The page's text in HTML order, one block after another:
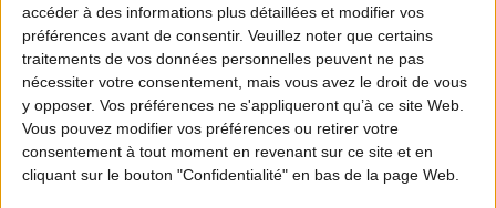
accéder à des informations plus détaillées et modifier vos
préférences avant de consentir. Veuillez noter que certains
traitements de vos données personnelles peuvent ne pas
nécessiter votre consentement, mais vous avez le droit de vous
y opposer. Vos préférences ne s'appliqueront qu’à ce site Web.
Vous pouvez modifier vos préférences ou retirer votre
consentement à tout moment en revenant sur ce site et en
cliquant sur le bouton "Confidentialité" en bas de la page Web.